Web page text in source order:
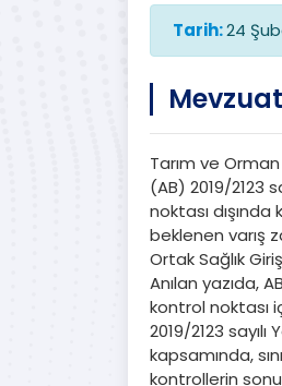
Tarih:24
Tarım ve
(AB) 2019/2123
noktası
beklenen varış
Ortak Sağlık
Anılan yazıda,
kontrol noktası
2019/2123
kapsamında,
kontrollerin